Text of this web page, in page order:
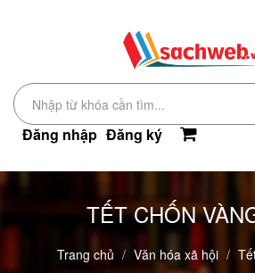
Đăng nhập Đăng ký
TẾT CHỐN
Trang chủ Văn hóa xã hội